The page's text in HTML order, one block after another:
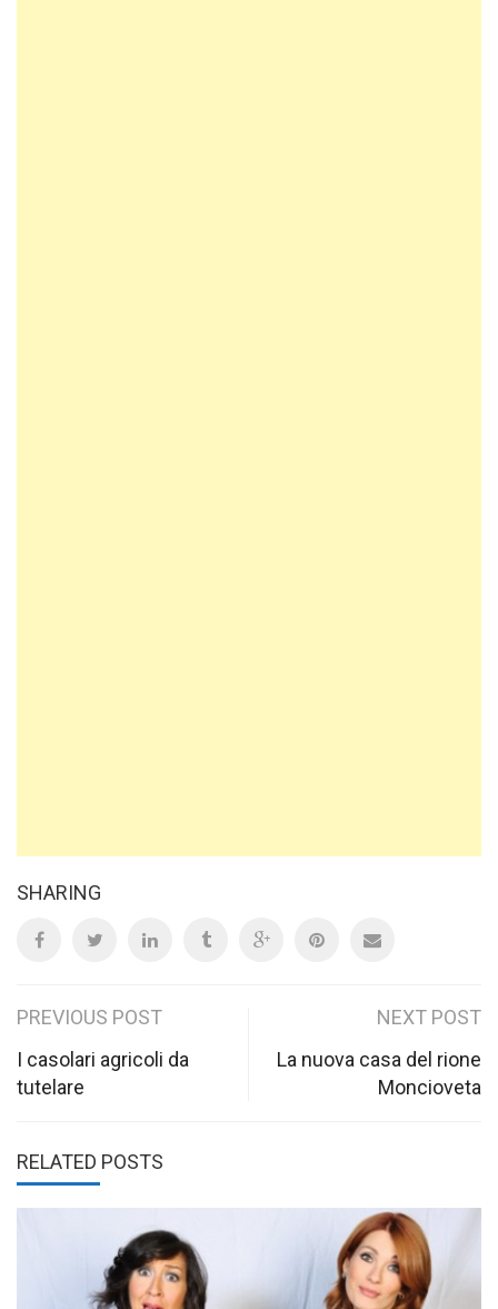
SHARING
Post
navigation
PREVIOUS POST
I casolari agricoli da
tutelare
NEXT POST
La nuova casa del rione
Moncioveta
RELATED POSTS